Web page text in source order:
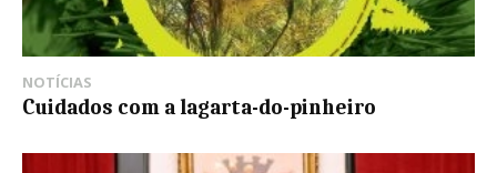
NOTÍCIAS
Cuidados com a lagarta-do-pinheiro